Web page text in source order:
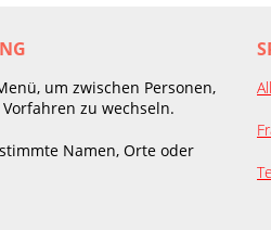
um zwischen Personen,
zu wechseln.
Namen, Orte oder